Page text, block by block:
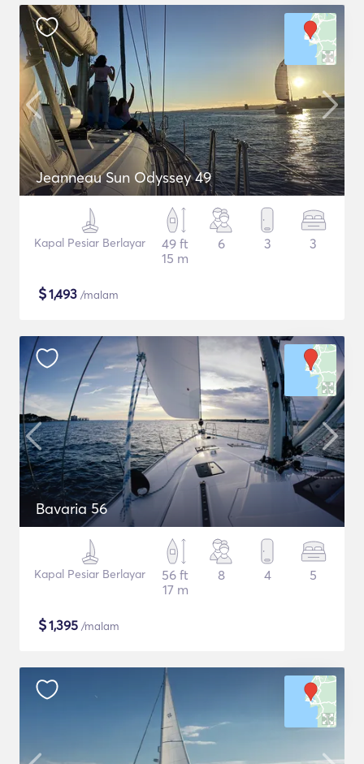
Jeanneau Sun Odyssey 49
Kapal Pesiar Berlayar
49 ft
15 m
6 3 3
$1,493 /malam
Bavaria 56
Kapal Pesiar Berlayar
56 ft
17 m
8 4 5
$1,395 /malam